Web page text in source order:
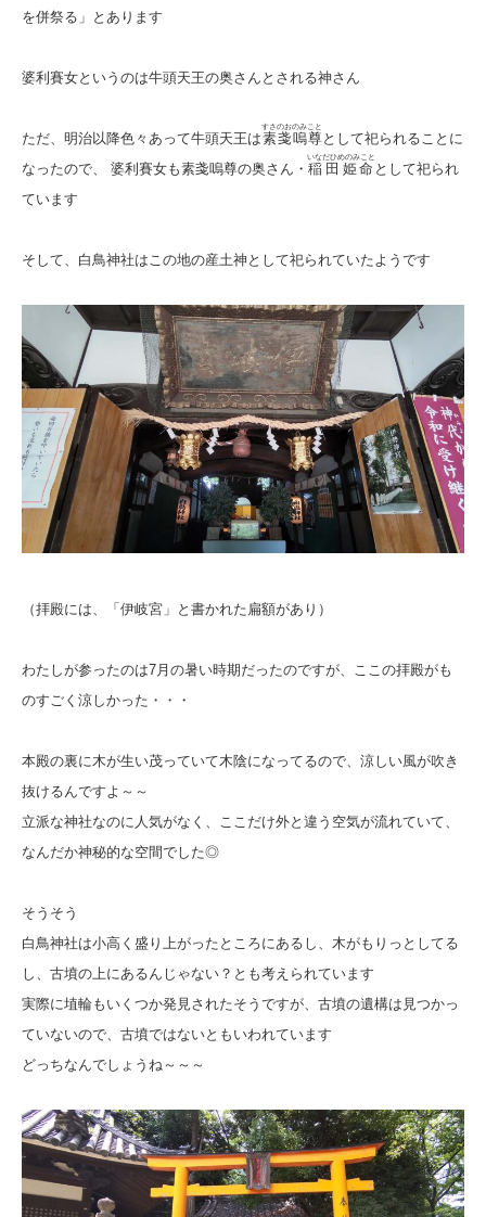
を併祭る」とあります
婆利賽女というのは牛頭天王の奥さんとされる神さん
ただ、明治以降色々あって牛頭天王は素戔嗚尊
すさのおのみこと
として祀られることに
なったので、 婆利賽女も素戔嗚尊の奥さん・ 稲田姫命
いなだひめのみこと
として祀られ
ています
そして、白鳥神社はこの地の産土神として祀られていたようです
（拝殿には、「伊岐宮」と書かれた扁額があり）
わたしが参ったのは7月の暑い時期だったのですが、ここの拝殿がも
のすごく涼しかった・・・
本殿の裏に木が生い茂っていて木陰になってるので、涼しい風が吹き
抜けるんですよ～～
立派な神社なのに人気がなく、ここだけ外と違う空気が流れていて、
なんだか神秘的な空間でした◎
そうそう
白鳥神社は小高く盛り上がったところにあるし、木がもりっとしてる
し、古墳の上にあるんじゃない？とも考えられています
実際に埴輪もいくつか発見されたそうですが、古墳の遺構は見つかっ
ていないので、古墳ではないともいわれています
どっちなんでしょうね～～～